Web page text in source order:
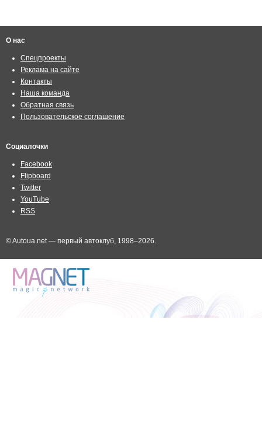
О нас
Спецпроекты
Реклама на сайте
Контакты
Наша команда
Обратная связь
Пользовательское соглашение
Социалочки
Facebook
Flipboard
Twitter
YouTube
RSS
© Autoua.net — первый автоклуб, 1998–2026.